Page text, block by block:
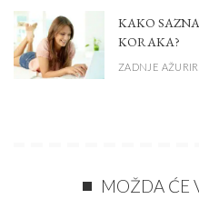
KAKO
KORAKA?
ZADNJE
MOŽDA ĆE